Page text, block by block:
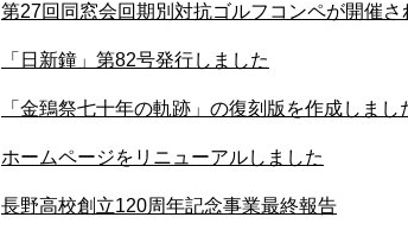
第27回同窓会回期別対抗ゴルフコンペが開催さ
「日新鐘」第82号発行しました
「金鵄祭七十年の軌跡」の復刻版を作成しまし
ホームページをリニューアルしました
長野高校創立120周年記念事業最終報告